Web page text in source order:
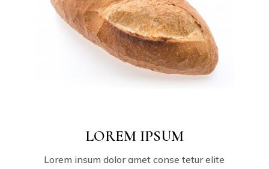
LOREM IPSUM
Lorem insum dolor amet conse tetur elite